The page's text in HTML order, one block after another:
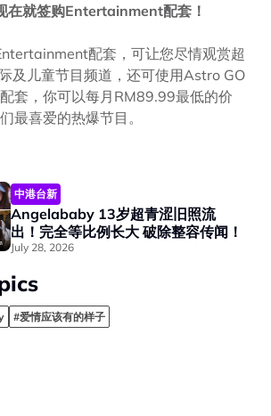
在就签购Entertainment配套！
配套，可让您尽情观赏超
及儿童节目频道，还可使用Astro GO
套，你可以每月RM89.99最低的价
最喜爱的热爆节目。
中港台新
Angelababy 13岁超青涩旧照流
出！完全等比例长大 破除整容传闻！
July 28, 2026
#爱情应该有的样子